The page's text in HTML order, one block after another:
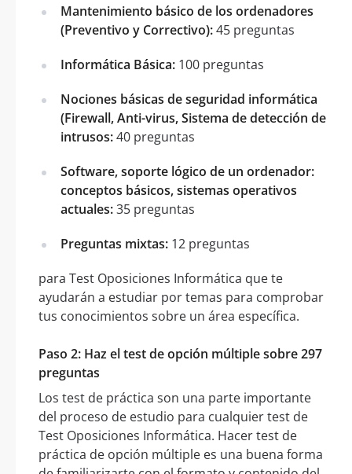
Mantenimiento básico de los ordenadores
(Preventivo y Correctivo):45 preguntas
Informática Básica: 100 preguntas
Nociones básicas de seguridad informática
(Firewall, Anti-virus, Sistema de detección de
intrusos:40 preguntas
Software, soporte lógico de un ordenador:
conceptos básicos, sistemas operativos
actuales:35 preguntas
Preguntas mixtas: 12 preguntas
para Test Oposiciones Informática que te
ayudarán a estudiar por temas para comprobar
tus conocimientos sobre un área específica.
Paso 2: Haz el test de opción múltiple sobre 297
preguntas
Los test de práctica son una parte importante
del proceso de estudio para cualquier test de
Test Oposiciones Informática. Hacer test de
práctica de opción múltiple es una buena forma